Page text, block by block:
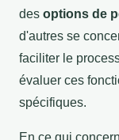
des options de
d'autres se
faciliter le
évaluer ces
spécifiques.